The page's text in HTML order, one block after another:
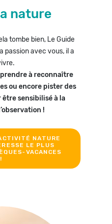
nature
tombe bien, Le Guide
passion avec vous, il a
à reconnaître
ou encore pister des
être sensibilisé à la
!
NATURE
LE PLUS
VACANCES
!